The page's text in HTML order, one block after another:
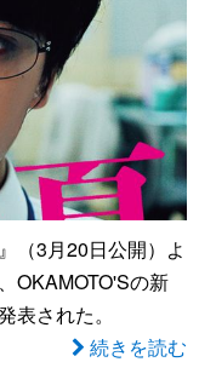
（3月20日公開）よ
OKAMOTO'Sの新
表された。
続きを読む